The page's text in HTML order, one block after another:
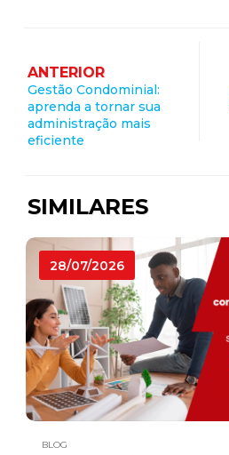
ANTERIOR
Gestão Condominial:
aprenda a tornar sua
administração mais
eficiente
SIMILARES
28/07/2026
BLOG